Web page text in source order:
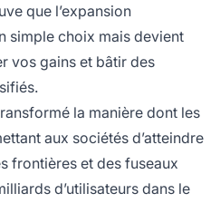
que l’expansion
simple choix mais devient
vos gains et bâtir des
la manière dont les
aux sociétés d’atteindre
frontières et des fuseaux
d’utilisateurs dans le